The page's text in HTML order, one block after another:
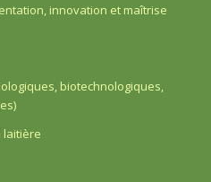
innovation et maîtrise
biotechnologiques,
laitière